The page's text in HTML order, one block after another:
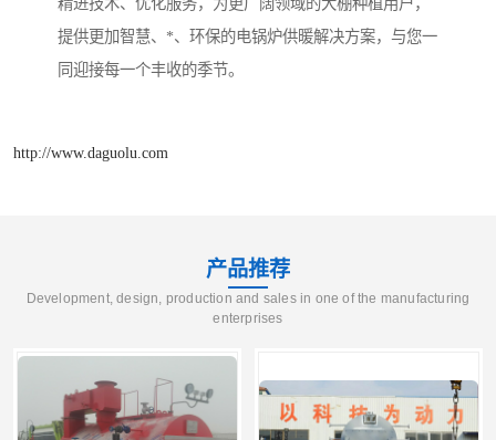
精进技术、优化服务，为更广阔领域的大棚种植用户，
提供更加智慧、*、环保的电锅炉供暖解决方案，与您一
同迎接每一个丰收的季节。
http://www.daguolu.com
产品推荐
Development, design, production and sales in one of the manufacturing
enterprises